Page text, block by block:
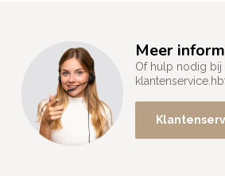
Meer
Of hulp nodig